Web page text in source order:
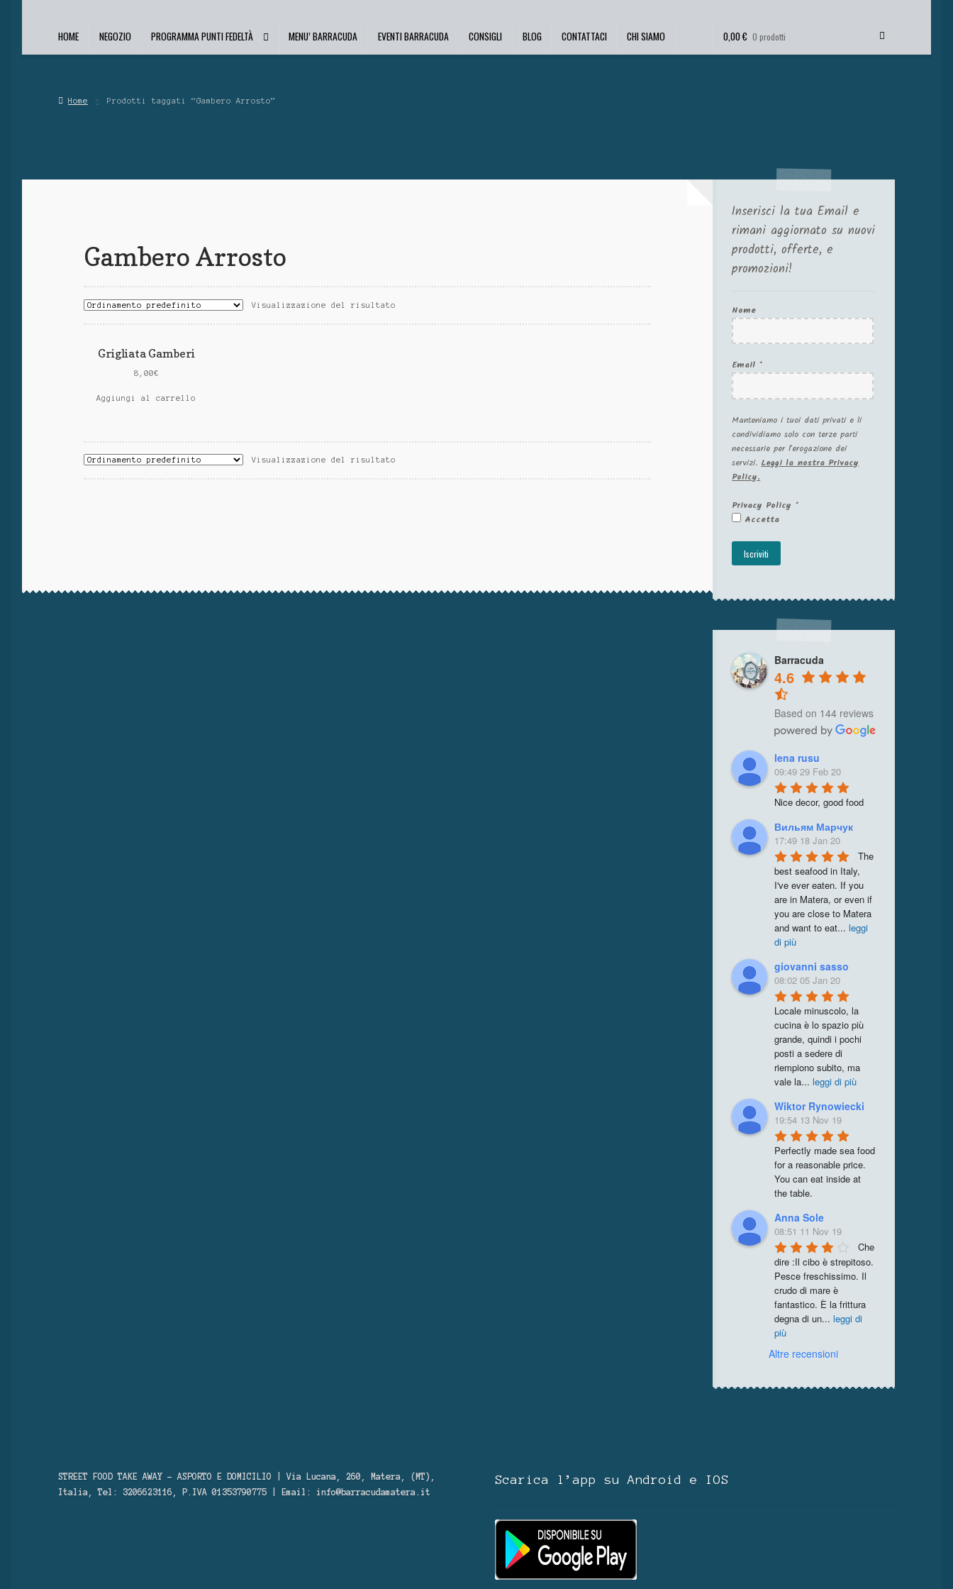
HOME NEGOZIO PROGRAMMA PUNTI FEDELTÀ MENU’ BARRACUDA EVENTI BARRACUDA CONSIGLI BLOG CONTATTACI CHI SIAMO 0,00€ 0 prodotti
Home Prodotti taggati “Gambero Arrosto”
Gambero Arrosto
Visualizzazione del risultato
Grigliata Gamberi
8,00€
Aggiungi al carrello
Visualizzazione del risultato
Inserisci la tua Email e
rimani aggiornato su nuovi
prodotti, offerte, e
promozioni!
Nome
Email *
Manteniamo i tuoi dati privati e li
condividiamo solo con terze parti
necessarie per l'erogazione dei
servizi.Leggi la nostra Privacy
Policy.
Privacy Policy *
Accetta
Barracuda
4.6
Based on 144 reviews
lena rusu
09:49 29 Feb 20
Nice decor, good food
Вильям Марчук
17:49 18 Jan 20
The
best seafood in Italy,
I've ever eaten. If you
are in Matera, or even if
you are close to Matera
and want to eat... leggi
di più
giovanni sasso
08:02 05 Jan 20
Locale minuscolo, la
cucina è lo spazio più
grande, quindi i pochi
posti a sedere di
riempiono subito, ma
vale la... leggi di più
Wiktor Rynowiecki
19:54 13 Nov 19
Perfectly made sea food
for a reasonable price.
You can eat inside at
the table.
Anna Sole
08:51 11 Nov 19
Che
dire :Il cibo è strepitoso.
Pesce freschissimo. Il
crudo di mare è
fantastico. È la frittura
degna di un... leggi di
più
Altre recensioni
STREET FOOD TAKE AWAY – ASPORTO E DOMICILIO | Via Lucana, 260, Matera, (MT),
Italia, Tel: 3206623116, P.IVA 01353790775 | Email: info@barracudamatera.it
Scarica l’app su Android e IOS